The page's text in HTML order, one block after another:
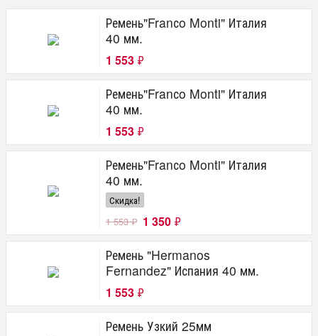
Ремень"Franсo Monti" Италия
40 мм.
1 553 ₽
Ремень"Franсo Monti" Италия
40 мм.
1 553 ₽
Ремень"Franсo Monti" Италия
40 мм.
Скидка!
1 553₽ 1 350 ₽
Ремень "Hermanos
Fernandez" Испания 40 мм.
1 553 ₽
Ремень Узкий 25мм